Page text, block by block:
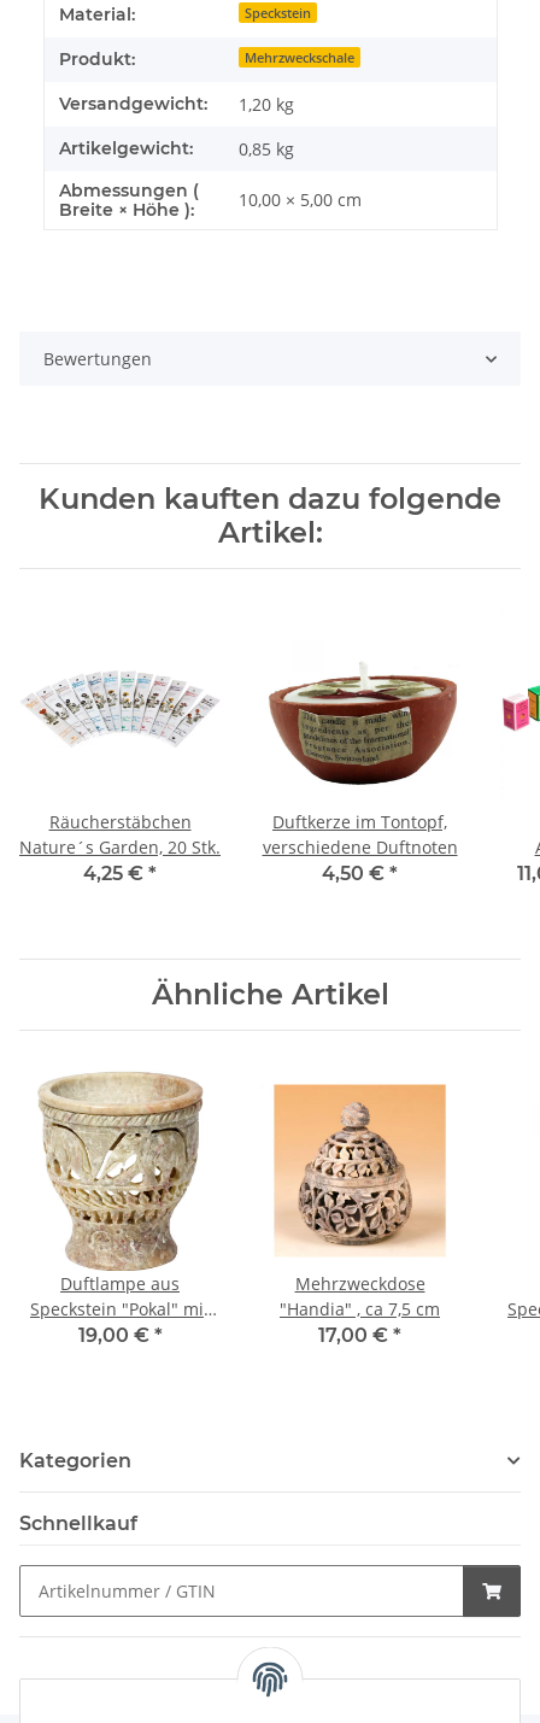
Produkteigenschaft
Wert
Material: Speckstein
Produkt: Mehrzweckschale
Versandgewicht: 1,20 kg
Artikelgewicht: 0,85 kg
Abmessungen (
Breite × Höhe ):
10,00 × 5,00 cm
Bewertungen
Kunden kauften dazu folgende
Artikel:
Räucherstäbchen
Nature´s Garden, 20 Stk.
4,25 € *
Duftkerze im Tontopf,
verschiedene Duftnoten
4,50 € *
Ähnliche Artikel
Duftlampe aus
Speckstein "Pokal" mit
Elefantenmotiv ca. 9 cm
19,00 € *
Mehrzweckdose
"Handia" , ca 7,5 cm
17,00 € *
Kategorien
Schnellkauf